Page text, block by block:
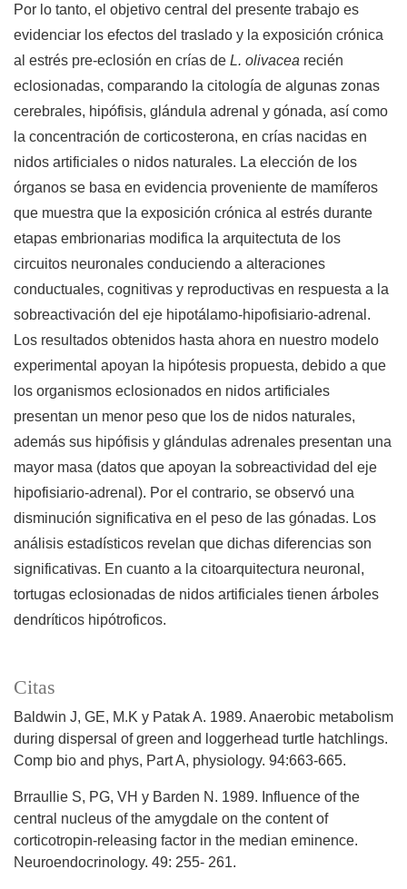
Por lo tanto, el objetivo central del presente trabajo es
evidenciar los efectos del traslado y la exposición crónica
al estrés pre-eclosión en crías de L. olivacea recién
eclosionadas, comparando la citología de algunas zonas
cerebrales, hipófisis, glándula adrenal y gónada, así como
la concentración de corticosterona, en crías nacidas en
nidos artificiales o nidos naturales. La elección de los
órganos se basa en evidencia proveniente de mamíferos
que muestra que la exposición crónica al estrés durante
etapas embrionarias modifica la arquitectuta de los
circuitos neuronales conduciendo a alteraciones
conductuales, cognitivas y reproductivas en respuesta a la
sobreactivación del eje hipotálamo-hipofisiario-adrenal.
Los resultados obtenidos hasta ahora en nuestro modelo
experimental apoyan la hipótesis propuesta, debido a que
los organismos eclosionados en nidos artificiales
presentan un menor peso que los de nidos naturales,
además sus hipófisis y glándulas adrenales presentan una
mayor masa (datos que apoyan la sobreactividad del eje
hipofisiario-adrenal). Por el contrario, se observó una
disminución significativa en el peso de las gónadas. Los
análisis estadísticos revelan que dichas diferencias son
significativas. En cuanto a la citoarquitectura neuronal,
tortugas eclosionadas de nidos artificiales tienen árboles
dendríticos hipótroficos.
Citas
Baldwin J, GE, M.K y Patak A. 1989. Anaerobic metabolism
during dispersal of green and loggerhead turtle hatchlings.
Comp bio and phys, Part A, physiology. 94:663-665.
Brraullie S, PG, VH y Barden N. 1989. Influence of the
central nucleus of the amygdale on the content of
corticotropin-releasing factor in the median eminence.
Neuroendocrinology. 49: 255- 261.